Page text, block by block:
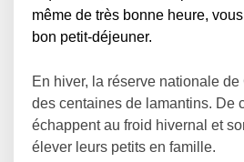
même de très bonne heure,
bon petit-déjeuner.
En hiver, la réserve nationale
des centaines de lamantins. De
échappent au froid hivernal et
élever leurs petits en famille.